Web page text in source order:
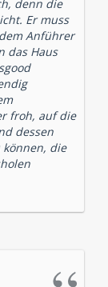
denn die
Er muss
Anführer
das Haus
froh, auf die
dessen
können, die